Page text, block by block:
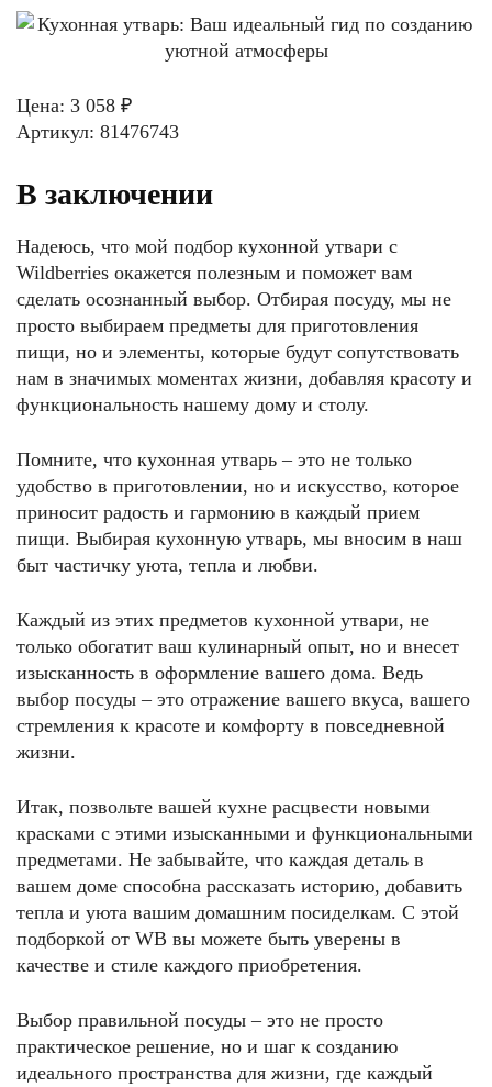
Цена: 3 058 ₽
Артикул: 81476743
В заключении
Надеюсь, что мой подбор кухонной утвари с
Wildberries окажется полезным и поможет вам
сделать осознанный выбор. Отбирая посуду, мы не
просто выбираем предметы для приготовления
пищи, но и элементы, которые будут сопутствовать
нам в значимых моментах жизни, добавляя красоту и
функциональность нашему дому и столу.
Помните, что кухонная утварь – это не только
удобство в приготовлении, но и искусство, которое
приносит радость и гармонию в каждый прием
пищи. Выбирая кухонную утварь, мы вносим в наш
быт частичку уюта, тепла и любви.
Каждый из этих предметов кухонной утвари, не
только обогатит ваш кулинарный опыт, но и внесет
изысканность в оформление вашего дома. Ведь
выбор посуды – это отражение вашего вкуса, вашего
стремления к красоте и комфорту в повседневной
жизни.
Итак, позвольте вашей кухне расцвести новыми
красками с этими изысканными и функциональными
предметами. Не забывайте, что каждая деталь в
вашем доме способна рассказать историю, добавить
тепла и уюта вашим домашним посиделкам. С этой
подборкой от WB вы можете быть уверены в
качестве и стиле каждого приобретения.
Выбор правильной посуды – это не просто
практическое решение, но и шаг к созданию
идеального пространства для жизни, где каждый